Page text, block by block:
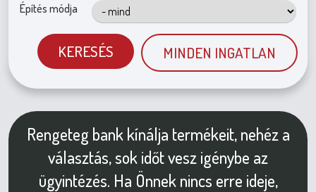
Építés módja
KERESÉS MINDEN INGATLAN
Rengeteg bank kínálja termékeit, nehéz a
választás, sok időt vesz igénybe az
ügyintézés. Ha Önnek nincs erre ideje,